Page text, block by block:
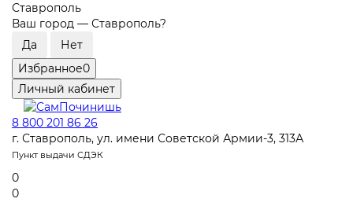
Ставрополь
Ваш город — Ставрополь?
Избранное0
Личный кабинет
8 800 201 86 26
г. Ставрополь, ул. имени Советской Армии-3, 313А
Пункт выдачи СДЭК
0
0